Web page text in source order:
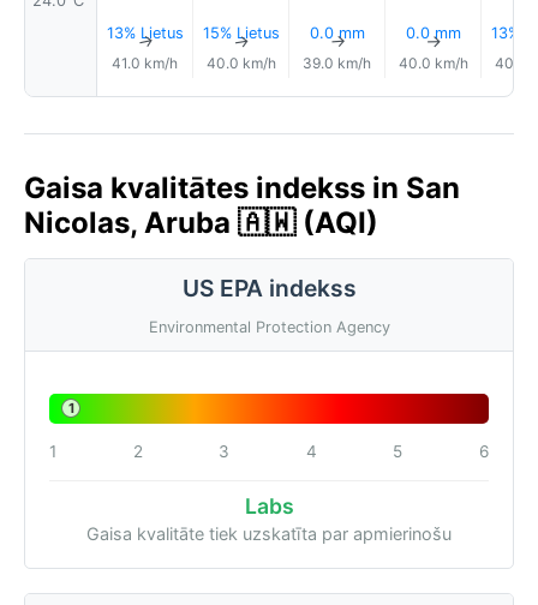
13% Lietus
↑
41.0 km/h
15% Lietus
↑
40.0 km/h
0.0 mm
↑
39.0 km/h
0.0 mm
↑
40.0 km/h
13%
40.0
Gaisa kvalitātes indekss in San
Nicolas, Aruba 🇦🇼 (AQI)
US EPA indekss
Environmental Protection Agency
1
1 2 3 4 5 6
Labs
Gaisa kvalitāte tiek uzskatīta par apmierinošu